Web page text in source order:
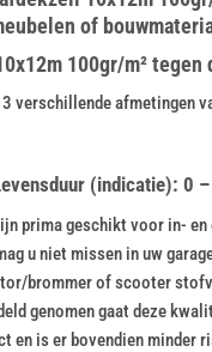
of
100gr/m²
verschillende afmetingen
(indicatie): 0
prima geschikt voor in-
u niet missen in uw
brommer of scooter
genomen gaat deze
en is er bovendien